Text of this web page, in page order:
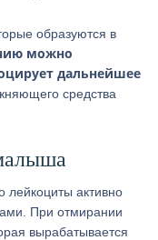
образуются в
можно
дальнейшее
средства
лейкоциты активно
При отмирании
вырабатывается